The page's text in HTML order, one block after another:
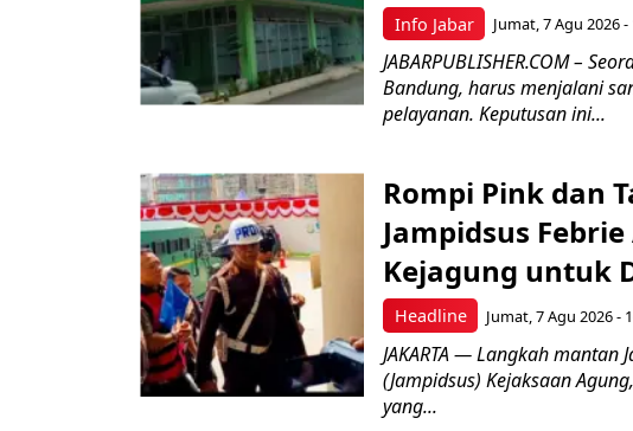
Info Jabar Jumat, 7 Agu 2026 -
JABARPUBLISHER.COM –
Bandung, harus menjalani
pelayanan. Keputusan ini...
Headline
Rompi Pink dan
Jampidsus
Kejagung untuk
Jumat, 7 Agu 2026 -
JAKARTA — Langkah mantan
(Jampidsus) Kejaksaan
yang...